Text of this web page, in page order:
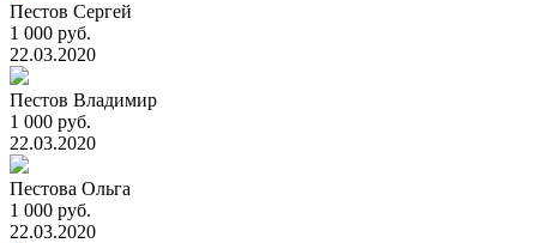
Пестов Сергей
1 000 руб.
22.03.2020
Пестов Владимир
1 000 руб.
22.03.2020
Пестова Ольга
1 000 руб.
22.03.2020